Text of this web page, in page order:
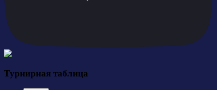
Турнирная таблица